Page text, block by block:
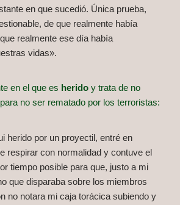
en que sucedió. Única prueba,
de que realmente había
realmente ese día había
vidas».
en el que es herido y trata de no
no ser rematado por los terroristas:
herido por un proyectil, entré en
respirar con normalidad y contuve el
tiempo posible para que, justo a mi
que disparaba sobre los miembros
no notara mi caja torácica subiendo y